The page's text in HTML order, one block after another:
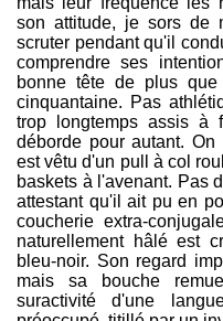
son attitude, je sors de
scruter pendant qu'il
comprendre ses
bonne tête de plus
cinquantaine. Pas
trop longtemps assis
déborde pour autant. On
est vêtu d'un pull à col
baskets à l'avenant. Pas
attestant qu'il ait pu en
coucherie extra-
naturellement hâlé est
bleu-noir. Son regard
mais sa bouche
suractivité d'une